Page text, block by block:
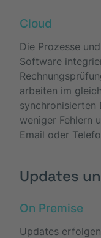
Cloud
Die Prozesse
Software
arbeiten im
synchronisierten
weniger Fehlern
Email oder
Updates
On Premise
Updates